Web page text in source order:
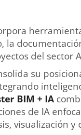
la
del sector
su
BIM + IA
de IA
visualización y